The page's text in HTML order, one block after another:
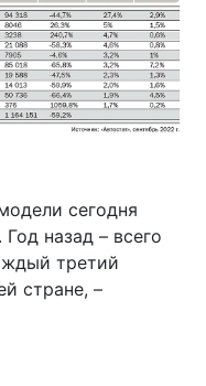
сегодня
назад – всего
третий
стране, –